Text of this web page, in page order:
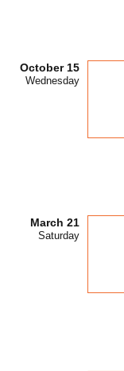
October 15
Wednesday
March 21
Saturday